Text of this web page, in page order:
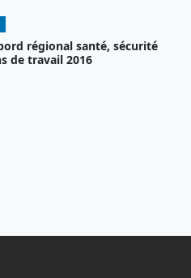
régional santé, sécurité
de travail 2016